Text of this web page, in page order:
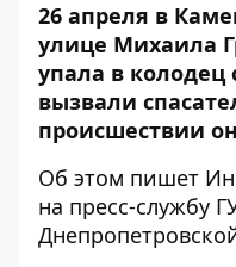
26 апреля в
улице Михаила
упала в колодец
вызвали
происшествии
Об этом пишет
на пресс-службу